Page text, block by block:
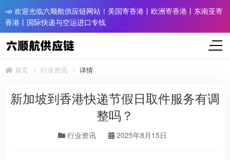
📣 欢迎光临六顺航供应链网站！美国寄香港丨欧洲寄香港丨东南亚寄
香港丨国际快递与空运进口专线
首页 行业资讯 详情
新加坡到香港快递节假日取件服务有调
整吗？
行业资讯 2025年8月15日